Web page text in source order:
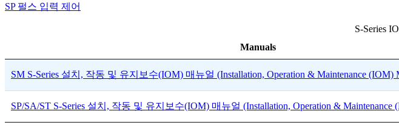
SP 펄스 입력 제어
S-Series
Manuals
SM S-Series 설치, 작동 및 유지보수(IOM) 매뉴얼 (Installation, Operation & Maintenance (IOM)
SP/SA/ST S-Series 설치, 작동 및 유지보수(IOM) 매뉴얼 (Installation, Operation & Maintenance